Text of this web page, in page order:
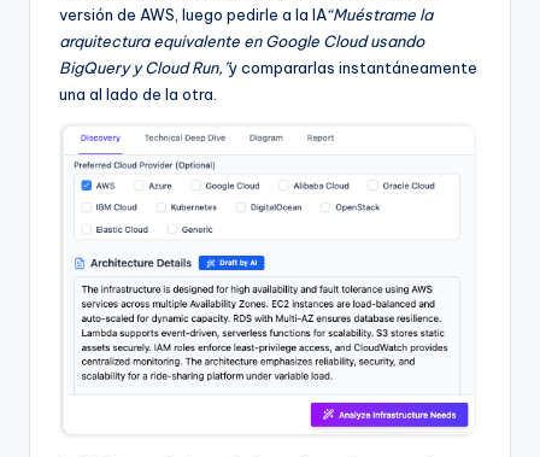
versión de AWS, luego pedirle a la IA“Muéstrame la
arquitectura equivalente en Google Cloud usando
BigQuery y Cloud Run,”y compararlas instantáneamente
una al lado de la otra.